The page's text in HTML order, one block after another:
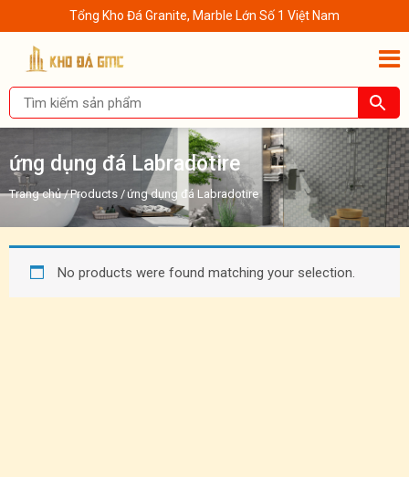
Tổng Kho Đá Granite, Marble Lớn Số 1 Việt Nam
ứng dụng đá Labradotire
Trang chủ/Products /ứng dụng đá Labradotire
No products were found matching your selection.